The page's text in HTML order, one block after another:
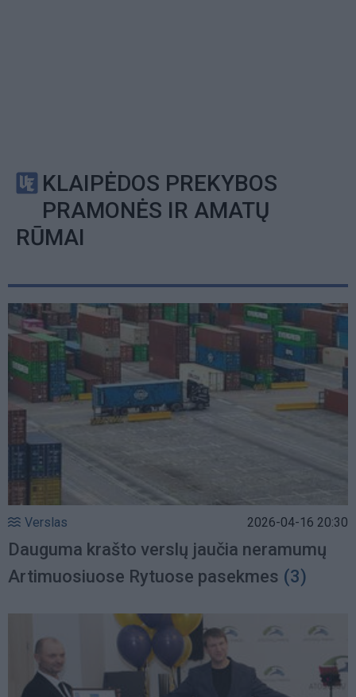
KLAIPĖDOS PREKYBOS
PRAMONĖS IR AMATŲ
RŪMAI
Verslas 2026-04-16 20:30
Dauguma krašto verslų jaučia neramumų
Artimuosiuose Rytuose pasekmes (3)